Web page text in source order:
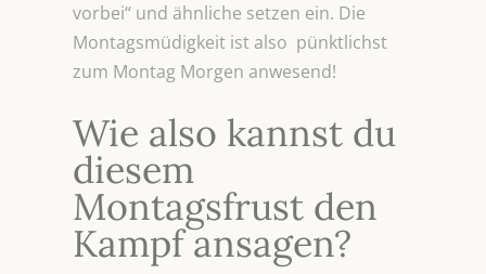
vorbei“ und ähnliche setzen ein. Die
Montagsmüdigkeit ist also pünktlichst
zum Montag Morgen anwesend!
Wie also kannst du
diesem
Montagsfrust den
Kampf ansagen?